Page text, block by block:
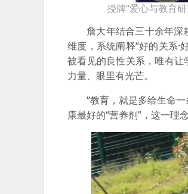
授牌“爱心与教育研
詹大年结合三十余年深
维度，系统阐释“好的关系
被看见的良性关系，唯有
力量、眼里有光芒。
“教育，就是多给生命
康最好的“营养剂”，这一理